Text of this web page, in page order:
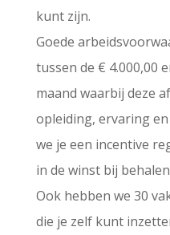
kunt zijn.
Goede
tussen de € 4.000,00
maand waarbij deze
opleiding, ervaring
we je een incentive
in de winst bij
Ook hebben we 30
die je zelf kunt